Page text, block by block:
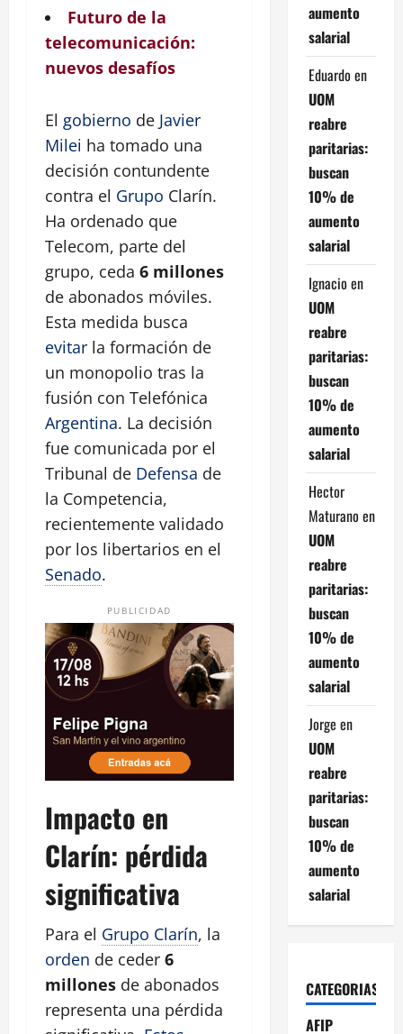
Futuro de la
telecomunicación:
nuevos desafíos
El gobierno de Javier
Milei ha tomado una
decisión contundente
contra el Grupo Clarín.
Ha ordenado que
Telecom, parte del
grupo, ceda 6 millones
de abonados móviles.
Esta medida busca
evitar la formación de
un monopolio tras la
fusión con Telefónica
Argentina. La decisión
fue comunicada por el
Tribunal de Defensa de
la Competencia,
recientemente validado
por los libertarios en el
Senado.
PUBLICIDAD
Impacto en
Clarín: pérdida
significativa
Para el Grupo Clarín, la
orden de ceder 6
millones de abonados
representa una pérdida
aumento
salarial
Eduardo en
UOM
reabre
paritarias:
buscan
10% de
aumento
salarial
Ignacio en
UOM
reabre
paritarias:
buscan
10% de
aumento
salarial
Hector
Maturano en
UOM
reabre
paritarias:
buscan
10% de
aumento
salarial
Jorge en
UOM
reabre
paritarias:
buscan
10% de
aumento
salarial
CATEGORIAS
AFIP